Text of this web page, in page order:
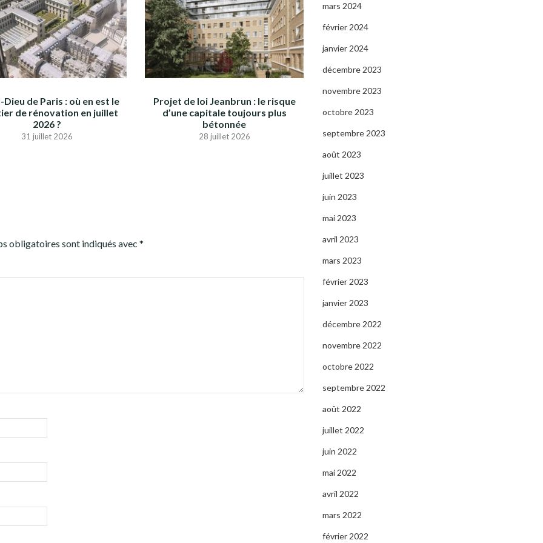
de Paris : où en est le
de rénovation en juillet
2026 ?
31 juillet 2026
Projet de loi Jeanbrun : le risque
d’une capitale toujours plus
bétonnée
28 juillet 2026
obligatoires sont indiqués avec *
mars 2024
février 2024
janvier 2024
décembre 2023
novembre 2023
octobre 2023
septembre 2023
août 2023
juillet 2023
juin 2023
mai 2023
avril 2023
mars 2023
février 2023
janvier 2023
décembre 2022
novembre 2022
octobre 2022
septembre 2022
août 2022
juillet 2022
juin 2022
mai 2022
avril 2022
mars 2022
février 2022